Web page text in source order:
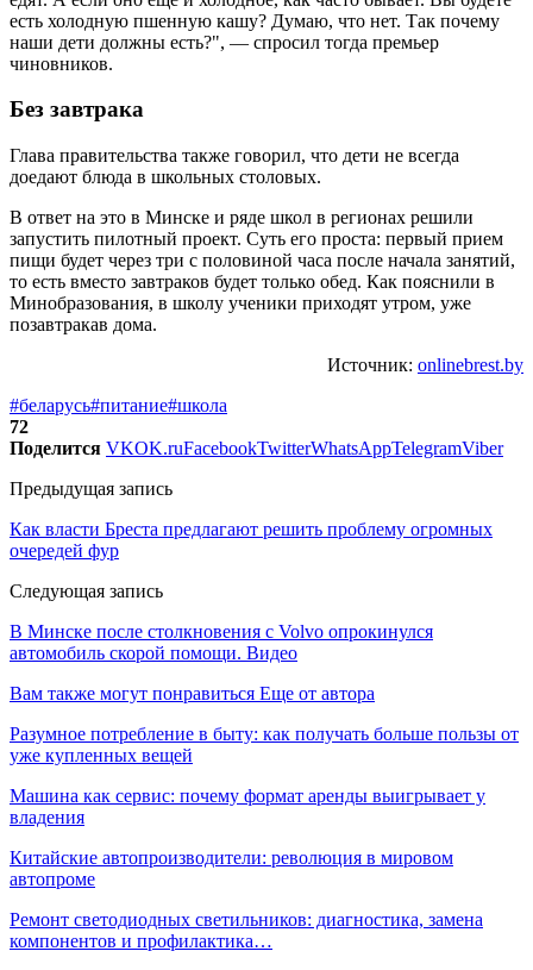
есть холодную пшенную кашу? Думаю, что нет. Так почему
наши дети должны есть?", — спросил тогда премьер
чиновников.
Без завтрака
Глава правительства также говорил, что дети не всегда
доедают блюда в школьных столовых.
В ответ на это в Минске и ряде школ в регионах решили
запустить пилотный проект. Суть его проста: первый прием
пищи будет через три с половиной часа после начала занятий,
то есть вместо завтраков будет только обед. Как пояснили в
Минобразования, в школу ученики приходят утром, уже
позавтракав дома.
Источник: onlinebrest.by
#беларусь#питание#школа
72
Поделится VKOK.ruFacebookTwitterWhatsAppTelegramViber
Предыдущая запись
Как власти Бреста предлагают решить проблему огромных
очередей фур
Следующая запись
В Минске после столкновения с Volvo опрокинулся
автомобиль скорой помощи. Видео
Вам также могут понравиться Еще от автора
Разумное потребление в быту: как получать больше пользы от
уже купленных вещей
Машина как сервис: почему формат аренды выигрывает у
владения
Китайские автопроизводители: революция в мировом
автопроме
Ремонт светодиодных светильников: диагностика, замена
компонентов и профилактика…